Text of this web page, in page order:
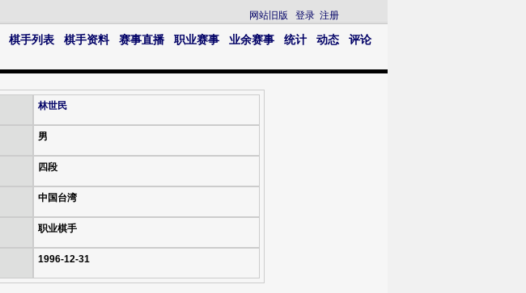
网站旧版 登录 注册
棋手列表 棋手资料 赛事直播 职业赛事 业余赛事 统计 动态
评论
林世民
男
四段
中国台湾
职业棋手
1996-12-31